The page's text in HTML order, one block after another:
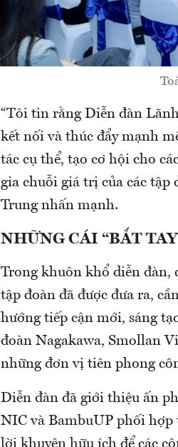
“Tôi tin rằng Diễn đàn
kết nối và thúc đẩy mạnh
tác cụ thể, tạo cơ hội cho
gia chuỗi giá trị của các
Trung nhấn mạnh.
NHỮNG CÁI “BẮT
Trong khuôn khổ diễn đàn,
tập đoàn đã được đưa ra,
hướng tiếp cận mới, sáng
đoàn Nagakawa, Smollan
những đơn vị tiên phong
Diễn đàn đã giới thiệu ấn
NIC và BambuUP phối
lời khuyên hữu ích để các